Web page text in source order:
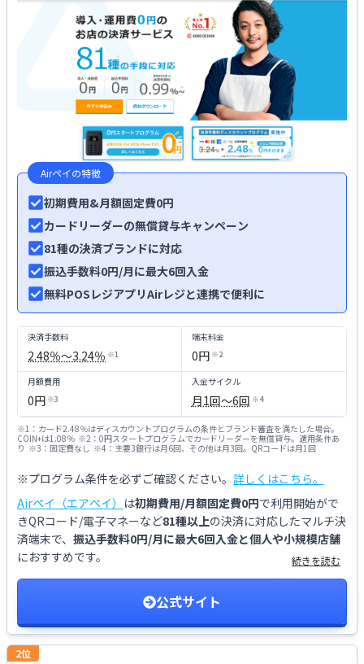
Airペイの特徴
初期費用&月額固定費0円
カードリーダーの無償貸与キャンペーン
81種の決済ブランドに対応
振込手数料0円/月に最大6回入金
無料POSレジアプリAirレジと連携で便利に
決済手数料
2.48％〜3.24％ ※1
端末料金
0円 ※2
月額費用
0円 ※3
入金サイクル
月1回〜6回 ※4
※1 ： カード2.48％はディスカウントプログラムの条件とブランド審査を満たした場合。
COIN+は1.08％ ※2 ： 0円スタートプログラムでカードリーダーを無償貸与。適用条件あ
り ※3 ： 固定費なし ※4 ： 主要3銀行は月6回、その他は月3回。QRコードは月1回
※プログラム条件を必ずご確認ください。 詳しくはこちら。
Airペイ（エアペイ） は初期費用/月額固定費0円で利用開始がで
きQRコード/電子マネーなど81種以上の決済に対応したマルチ決
済端末で、 振込手数料0円/月に最大6回入金と個人や小規模店舗
におすすめです。
続きを読む
公式サイト
2位